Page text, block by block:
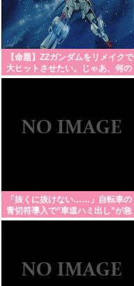
【命題】ZZガンダムをリメイクで
大ヒットさせたい。じゃあ、何の
要素を足せばいい？
「抜くに抜けない……」自転車の
青切符導入で”車道ハミ出し”が急
増中